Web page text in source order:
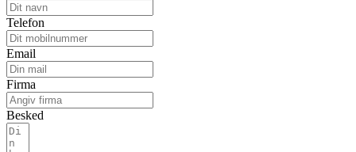
Telefon
Email
Firma
Besked